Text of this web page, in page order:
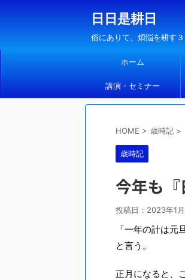
日日是耕日
俗にありて、煩悩を耕す
ホーム
講演・セミナー
HOME > 歳時記 >
歳時記
今年も『
投稿日： 2023年1
「一年の計は元
と言う。
正月になると、